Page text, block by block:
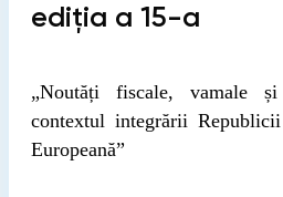
ediția a 15-a
„Noutăți fiscale, vamale
contextul integrării
Europeană”